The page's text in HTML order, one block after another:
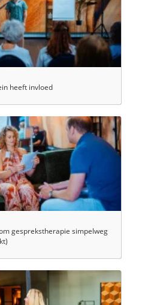
heeft invloed
gesprekstherapie simpelweg